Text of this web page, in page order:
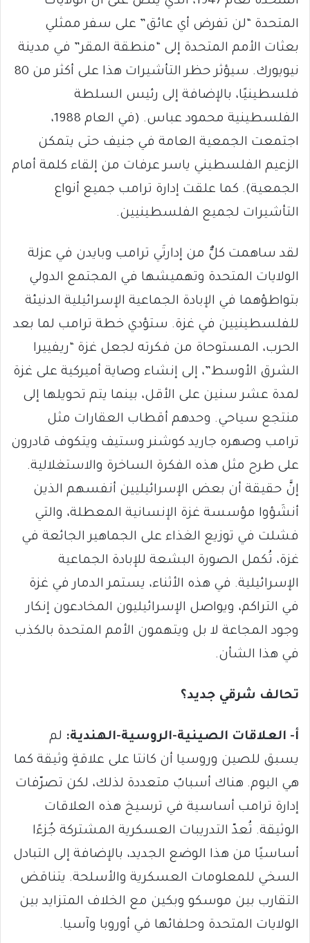
المتحدة “لن تفرض أي عائق” على سفر ممثلي
بعثات الأمم المتحدة إلى “منطقة المقر” في مدينة
نيويورك. سيؤثر حظر التأشيرات هذا على أكثر من 80
فلسطينيًا، بالإضافة إلى رئيس السلطة
الفلسطينية محمود عباس. (في العام 1988،
اجتمعت الجمعية العامة في جنيف حتى يتمكن
الزعيم الفلسطيني ياسر عرفات من إلقاء كلمة أمام
الجمعية). كما علقت إدارة ترامب جميع أنواع
التأشيرات لجميع الفلسطينيين.
لقد ساهمت كلٌّ من إدارتَي ترامب وبايدن في عزلة
الولايات المتحدة وتهميشها في المجتمع الدولي
بتواطؤهما في الإبادة الجماعية الإسرائيلية الدنيئة
للفلسطينيين في غزة. ستؤدي خطة ترامب لما بعد
الحرب، المستوحاة من فكرته لجعل غزة “ريفييرا
الشرق الأوسط”، إلى إنشاء وصاية أميركية على غزة
لمدة عشر سنين على الأقل، بينما يتم تحويلها إلى
منتجع سياحي. وحدهم أقطاب العقارات مثل
ترامب وصهره جاريد كوشنر وستيف ويتكوف قادرون
على طرح مثل هذه الفكرة الساخرة والاستغلالية.
إنَّ حقيقة أن بعض الإسرائيليين أنفسهم الذين
أنشَؤوا مؤسسة غزة الإنسانية المعطلة، والتي
فشلت في توزيع الغذاء على الجماهير الجائعة في
غزة، تُكمل الصورة البشعة للإبادة الجماعية
الإسرائيلية. في هذه الأثناء، يستمر الدمار في غزة
في التراكم، ويواصل الإسرائيليون المخادعون إنكار
وجود المجاعة لا بل ويتهمون الأمم المتحدة بالكذب
في هذا الشأن.
تحالف شرقي جديد؟
أ- العلاقات الصينية-الروسية-الهندية: لم
يسبق للصين وروسيا أن كانتا على علاقةٍ وثيقة كما
هي اليوم. هناك أسبابٌ متعددة لذلك، لكن تصرّفات
إدارة ترامب أساسية في ترسيخ هذه العلاقات
الوثيقة. تُعدّ التدريبات العسكرية المشتركة جُزءًا
أساسيًا من هذا الوضع الجديد، بالإضافة إلى التبادل
السخي للمعلومات العسكرية والأسلحة. يتناقض
التقارب بين موسكو وبكين مع الخلاف المتزايد بين
الولايات المتحدة وحلفائها في أوروبا وآسيا.